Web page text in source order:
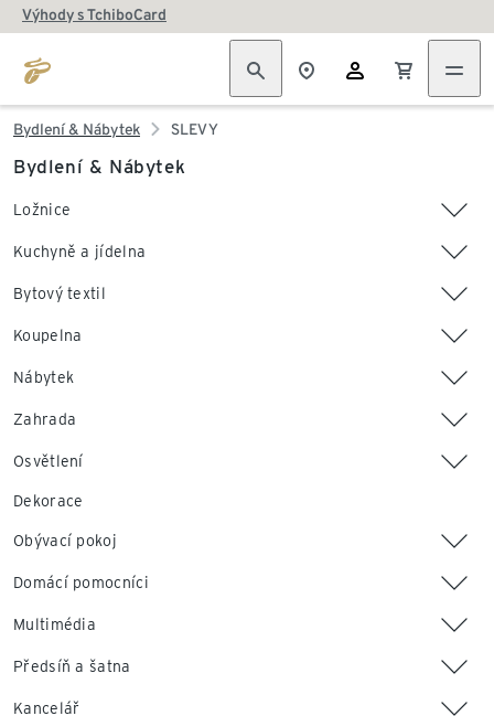
Výhody s TchiboCard
Bydlení & Nábytek SLEVY
Bydlení & Nábytek
Ložnice
Kuchyně a jídelna
Bytový textil
Koupelna
Nábytek
Zahrada
Osvětlení
Dekorace
Obývací pokoj
Domácí pomocníci
Multimédia
Předsíň a šatna
Kancelář